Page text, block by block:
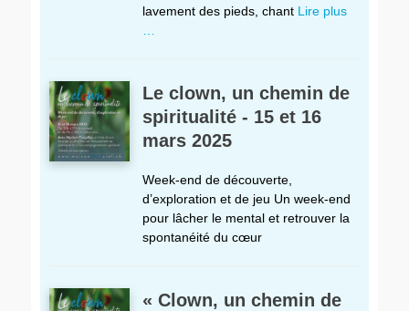
lavement des pieds, chant Lire plus
Le clown, un chemin de
spiritualité - 15 et 16
mars 2025
Week-end de découverte,
d’exploration et de jeu Un week-end
pour lâcher le mental et retrouver la
spontanéité du cœur
« Clown, un chemin de